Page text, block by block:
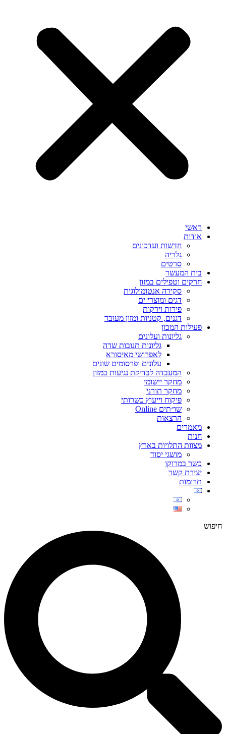
ראשי
אודות
חדשות ועדכונים
גלריה
סרטים
בית המעשר
חרקים וטפילים במזון
סקירה אנטומולוגית
דגים ומוצרי ים
פירות וירקות
דגנים, קטניות ומזון מעובד
פעילות המכון
גליונות ועלונים
גליונות תנובות שדה
לאפרושי מאיסורא
עלונים ופרסומים שונים
המעבדה לבדיקת נגיעות במזון
מחקר יישומי
מחקר תורני
פיקוח וייעוץ כשרותי
שו״תים Online
הרצאות
מאמרים
חנות
מצוות התלויות בארץ
מושגי יסוד
כשר במרוקו
יצירת קשר
תרומות
חיפוש